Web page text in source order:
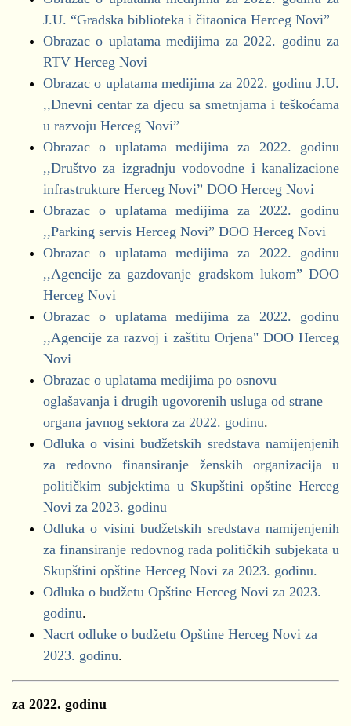
Kvartalni izvještaji (01.01.2020.-31.12.2020.)
Obrazac NEO
Obrazac BUZ
Kvartalni izvještaji (01.01.2020.-30.09.2020.)
Obrazac NEO
Obrazac BUZ
Kvartalni izvještaji (01.01.2020.-30.06.2020.)
Obrazac NEO
Kvartalni izvještaji (01.01.2020.-31.03.2020.)
Obrazac BUZ
Obrazac NEO
Kvartalni izvještaji (01.01.2019.-31.12.2019.)
Obrazac BUZ
Kvartalni izvještaji (01.01.2019.-30.09.2019.)
Obrazac BUZ
Obrazac NEO
Kvartalni izvještaji (01.01.2019.-30.06.2019.)
Obrazac BUZ
Pravi Novi - Marko Milačić
Pravi Novi - forum žena
SD - Ivan Brajović
SD - forum žena
SNP
SNP - forum žena
URA
URA - forum žena
za 2023. godinu
Finansiranje političkih subjekata za 2023. godinu
za period 01.01.2023.-10.11.2023.godine
Bokeški forum
Demokrate
DNP
DPS
Novi pobjeđuje
Novska Lista
NSD
Pokret za promjene
Pravi Novi - Marko Milačić
SD
SNP
URA
za 2022. godinu
Finansiranje političkih subjekata za 2022. godinu
za period od 01.01.2022.-06.09.2022. godine
DNP
J.U. “Gradska biblioteka i čitaonica Herceg Novi”
Obrazac o uplatama medijima za 2022. godinu za
RTV Herceg Novi
Obrazac o uplatama medijima za 2022. godinu J.U.
,,Dnevni centar za djecu sa smetnjama i teškoćama
u razvoju Herceg Novi”
Obrazac o uplatama medijima za 2022. godinu
,,Društvo za izgradnju vodovodne i kanalizacione
infrastrukture Herceg Novi” DOO Herceg Novi
Obrazac o uplatama medijima za 2022. godinu
,,Parking servis Herceg Novi” DOO Herceg Novi
Obrazac o uplatama medijima za 2022. godinu
,,Agencije za gazdovanje gradskom lukom” DOO
Herceg Novi
Obrazac o uplatama medijima za 2022. godinu
,,Agencije za razvoj i zaštitu Orjena" DOO Herceg
Novi
Obrazac o uplatama medijima po osnovu
oglašavanja i drugih ugovorenih usluga od strane
organa javnog sektora za 2022. godinu.
Odluka o visini budžetskih sredstava namijenjenih
za redovno finansiranje ženskih organizacija u
političkim subjektima u Skupštini opštine Herceg
Novi za 2023. godinu
Odluka o visini budžetskih sredstava namijenjenih
za finansiranje redovnog rada političkih subjekata u
Skupštini opštine Herceg Novi za 2023. godinu.
Odluka o budžetu Opštine Herceg Novi za 2023.
godinu.
Nacrt odluke o budžetu Opštine Herceg Novi za
2023. godinu.
za 2022. godinu